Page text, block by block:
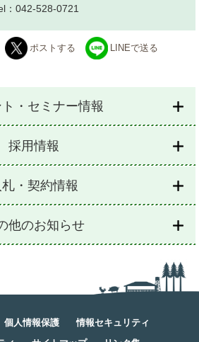
：042-528-0721
ポストする LINEで送る
・セミナー情報
採用情報
札・契約情報
他のお知らせ
個人情報保護
情報セキュリティ